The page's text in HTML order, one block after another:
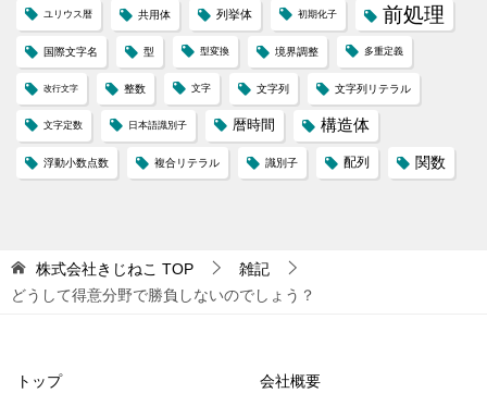
ユリウス暦 共用体 列挙体 初期化子 前処理
国際文字名 型 型変換 境界調整 多重定義
改行文字 整数 文字 文字列 文字列リテラル
文字定数 日本語識別子 暦時間 構造体
浮動小数点数 複合リテラル 識別子 配列 関数
株式会社きじねこ TOP
雑記
どうして得意分野で勝負しないのでしょう？
トップ 会社概要